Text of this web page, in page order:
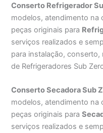
Conserto Refrigerador
modelos, atendimento na
peças originais para
serviços realizados e
para instalação,
de Refrigeradores Sub
Conserto Secadora Sub
modelos, atendimento na
peças originais para
serviços realizados e